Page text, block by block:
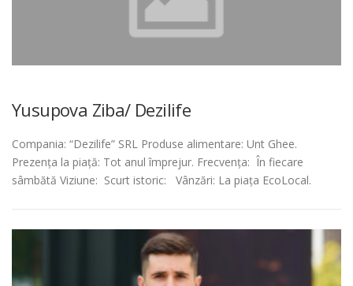
Yusupova Ziba/ Dezilife
Compania: “Dezilife” SRL Produse alimentare: Unt Ghee.
Prezența la piață: Tot anul împrejur. Frecvența: În fiecare
sâmbătă Viziune: Scurt istoric: Vânzări: La piața EcoLocal.